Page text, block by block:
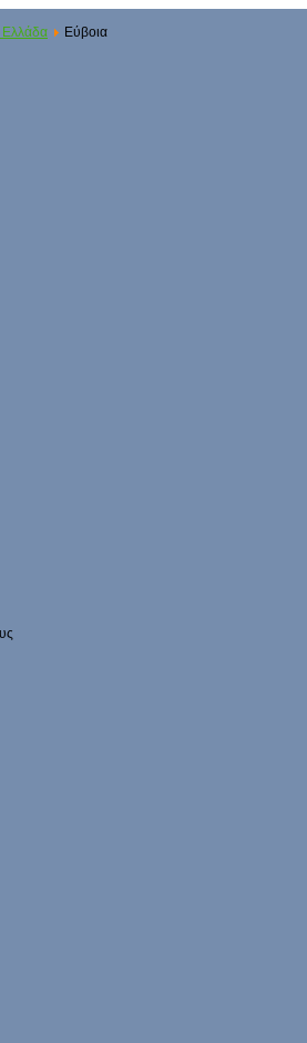
Ελλάδα
Εύβοια